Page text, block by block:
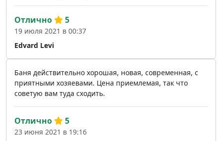
Edvard Levi
Отлично 5
19 июля 2021 в 00:37
Баня действительно хорошая, новая, современная, с
приятными хозяевами. Цена приемлемая, так что
советую вам туда сходить.
Отлично 5
23 июня 2021 в 19:16